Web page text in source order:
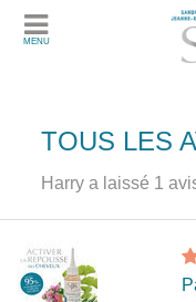
MENU
TOUS LES
Harry a laissé 1